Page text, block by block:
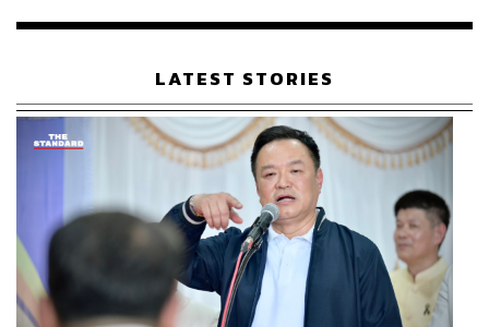
เรือนไทยที่ถูกซุกไว้
LATEST STORIES